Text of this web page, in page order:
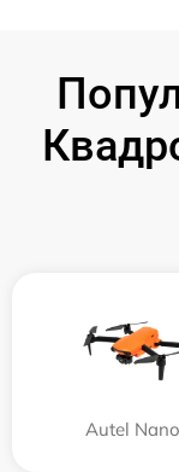
Autel